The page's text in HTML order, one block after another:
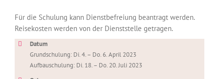
Für die Schulung kann Dienstbefreiung beantragt werden.
Reisekosten werden von der Dienststelle getragen.
Datum
Grundschulung: Di. 4. – Do. 6. April 2023
Aufbauschulung: Di. 18. – Do. 20. Juli 2023